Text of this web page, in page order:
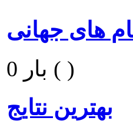
های جهانی
0 بار ( )
بهترین نتایج